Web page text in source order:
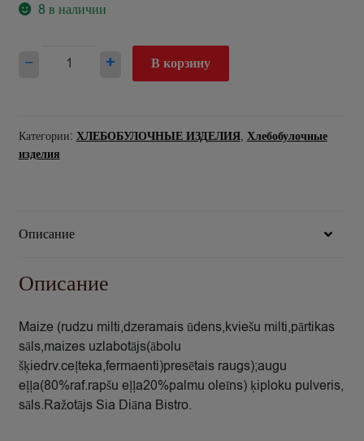
8 в наличии
−
Количество
Citro
200g
+ В корзину
Категории: ХЛЕБОБУЛОЧНЫЕ ИЗДЕЛИЯ, Хлебобулочные
изделия
Описание
Описание
Maize (rudzu milti,dzeramais ūdens,kviešu milti,pārtikas
sāls,maizes uzlabotājs(ābolu
šķiedrv.ceļteka,fermaenti)presētais raugs);augu
eļļa(80%raf.rapšu eļļa20%palmu oleīns) ķiploku pulveris,
sāls.Ražotājs Sia Diāna Bistro.